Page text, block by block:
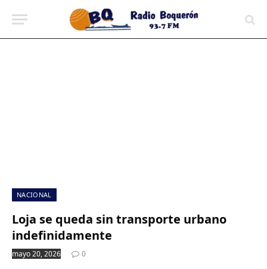
NACIONAL
Loja se queda sin transporte urbano
indefinidamente
mayo 20, 2026 0